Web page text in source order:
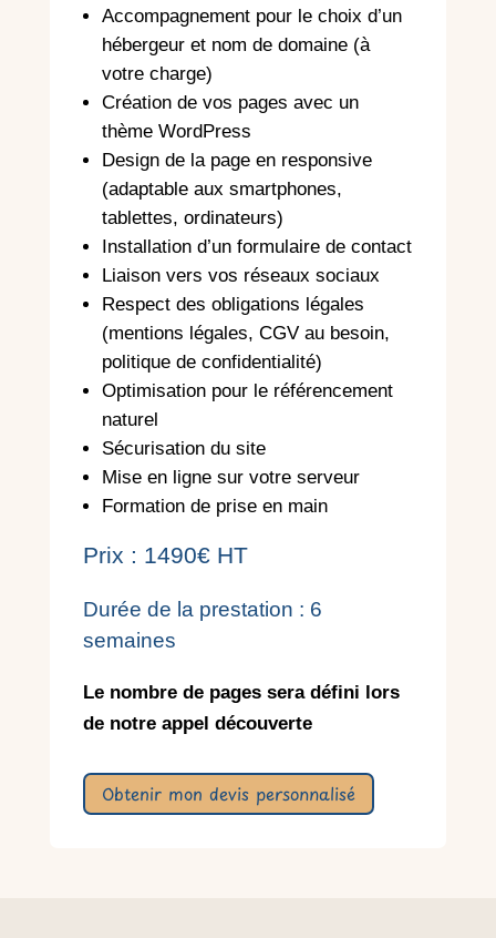
Accompagnement pour le choix d’un
hébergeur et nom de domaine (à
votre charge)
Création de vos pages avec un
thème WordPress
Design de la page en responsive
(adaptable aux smartphones,
tablettes, ordinateurs)
Installation d’un formulaire de contact
Liaison vers vos réseaux sociaux
Respect des obligations légales
(mentions légales, CGV au besoin,
politique de confidentialité)
Optimisation pour le référencement
naturel
Sécurisation du site
Mise en ligne sur votre serveur
Formation de prise en main
Prix : 1490€ HT
Durée de la prestation : 6
semaines
Le nombre de pages sera défini lors
de notre appel découverte
Obtenir mon devis personnalisé